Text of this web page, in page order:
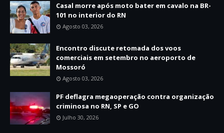
Casal morre após moto bater em cavalo na BR-
101 no interior do RN
Agosto 03, 2026
Encontro discute retomada dos voos
comerciais em setembro no aeroporto de
Mossoró
Agosto 03, 2026
PF deflagra megaoperação contra organização
criminosa no RN, SP e GO
Julho 30, 2026